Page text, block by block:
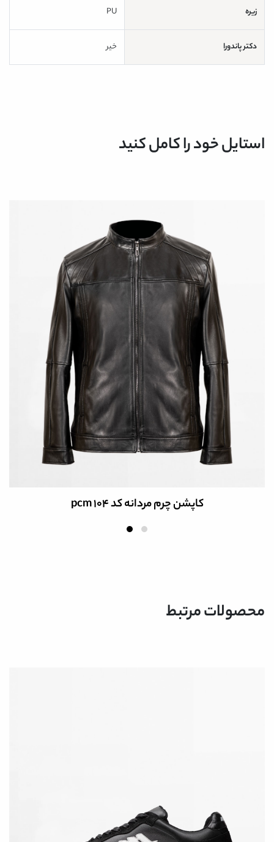
زیره PU
دکتر پاندورا خیر
استایل خود را کامل کنید
کاپشن چرم مردانه کد pcm 104
محصولات مرتبط